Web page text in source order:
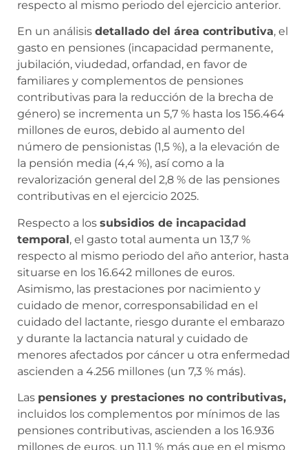
respecto al mismo periodo del ejercicio anterior.
En un análisis detallado del área contributiva, el
gasto en pensiones (incapacidad permanente,
jubilación, viudedad, orfandad, en favor de
familiares y complementos de pensiones
contributivas para la reducción de la brecha de
género) se incrementa un 5,7 % hasta los 156.464
millones de euros, debido al aumento del
número de pensionistas (1,5 %), a la elevación de
la pensión media (4,4 %), así como a la
revalorización general del 2,8 % de las pensiones
contributivas en el ejercicio 2025.
Respecto a los subsidios de incapacidad
temporal, el gasto total aumenta un 13,7 %
respecto al mismo periodo del año anterior, hasta
situarse en los 16.642 millones de euros.
Asimismo, las prestaciones por nacimiento y
cuidado de menor, corresponsabilidad en el
cuidado del lactante, riesgo durante el embarazo
y durante la lactancia natural y cuidado de
menores afectados por cáncer u otra enfermedad
ascienden a 4.256 millones (un 7,3 % más).
Las pensiones y prestaciones no contributivas,
incluidos los complementos por mínimos de las
pensiones contributivas, ascienden a los 16.936
millones de euros, un 11,1 % más que en el mismo